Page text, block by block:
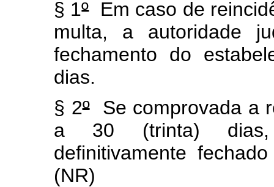
§ 1ºEm caso de
multa, a autoridade
fechamento do
dias.
§ 2ºSe comprovada a
a 30 (trinta) dias,
definitivamente
(NR)